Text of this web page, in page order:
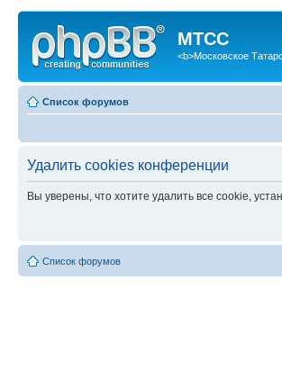
МТСС
<b>Московское
Список форумов
Удалить cookies конференции
Вы уверены, что хотите удалить все cookie,
Список форумов